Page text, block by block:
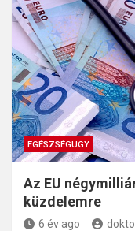
EGÉSZSÉGÜGY
Az EU
küzdelemre
6 év ago